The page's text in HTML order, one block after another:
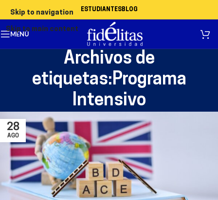
Skip to navigation
Skip to main content
ESTUDIANTESBLOG
MENÚ
Archivos de
etiquetas:Programa
Intensivo
28
AGO